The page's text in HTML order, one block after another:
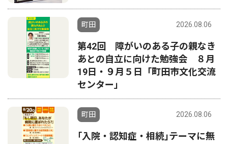
町田 2026.08.06
第42回 障がいのある子の親なき
あとの自立に向けた勉強会 ８月
19日・９月５日「町田市文化交流
センター」
町田 2026.08.06
｢入院・認知症・相続｣テーマに無